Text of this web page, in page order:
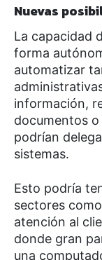
Nuevas
La capacidad
forma
automatizar
información,
documentos o
podrían
sistemas.
Esto podría
sectores
atención al
donde gran
una